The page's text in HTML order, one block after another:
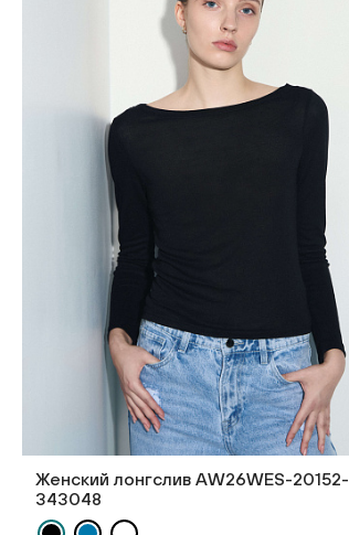
Женский лонгслив AW26WES-20152-
343048